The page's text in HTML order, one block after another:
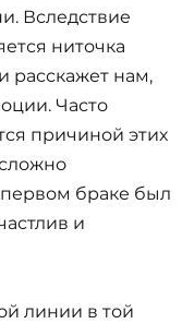
Вследствие
ниточка
расскажет нам,
Часто
причиной этих
браке был
и
линии в той